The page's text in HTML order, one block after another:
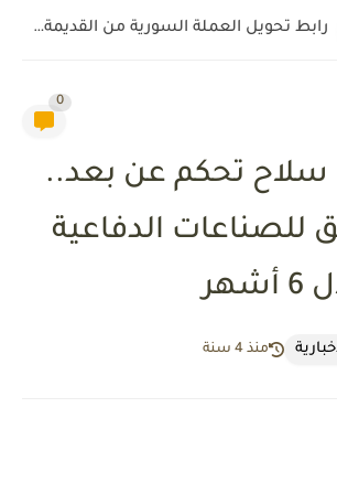
رابط تحويل العملة السورية من القديمة إلى الجديدة 2026
0
تحكم عن بعد..
للصناعات الدفاعية
منذ 4 سنة